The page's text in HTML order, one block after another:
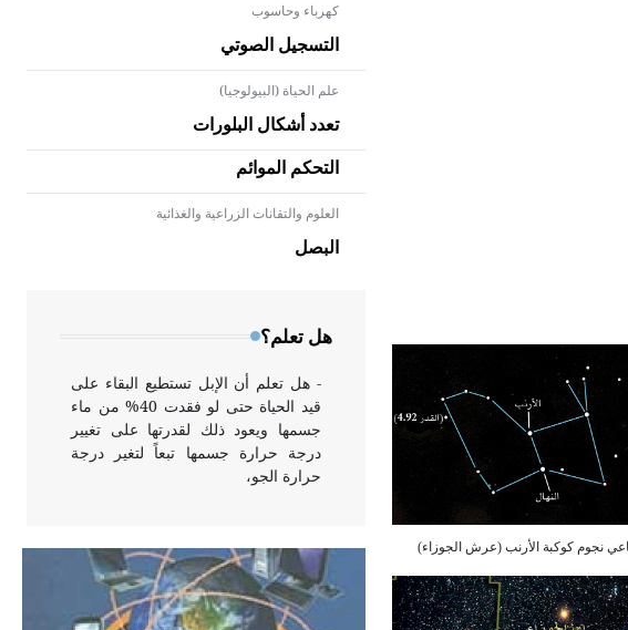
كهرباء وحاسوب
التسجيل الصوتي
علم الحياة (البيولوجيا)
تعدد أشكال البلورات
التحكم الموائم
العلوم والتقانات الزراعية والغذائية
البصل
هل تعلم؟
- هل تعلم أن الأبلق نوع من الفنون
الهندسية التي ارتبطت بالعمارة
الإسلامية في بلاد الشام ومصر خاصة،
- هل تعلم أن الإبل تستطيع البقاء على
قيد الحياة حتى لو فقدت 40% من ماء
جسمها ويعود ذلك لقدرتها على تغيير
درجة حرارة جسمها تبعاً لتغير درجة
حرارة الجو،
- هل تعلم أن أبقراط كتب في الطب
أربعة مؤلفات هي: الحكم، الأدلة، تنظيم
التغذية، ورسالته في جروح الرأس.
ويعود له الفضل بأنه حرر الطب من